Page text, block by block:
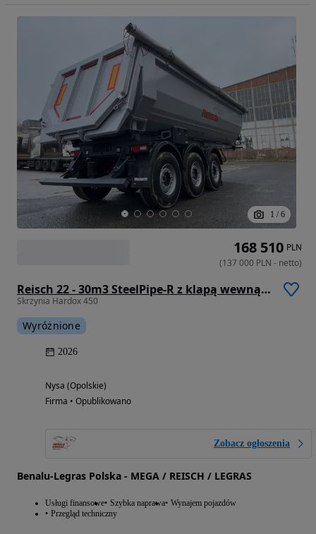
1 / 6
Reisch 22 - 30m3 SteelPipe-R z klapą wewnątrz lub na zewnątrz
Skrzynia Hardox 450
Wyróżnione
2026
Nysa (Opolskie)
Firma • Opublikowano
Zobacz ogłoszenia
Benalu-Legras Polska - MEGA / REISCH / LEGRAS
Usługi finansowe Szybka naprawa Wynajem pojazdów
Przegląd techniczny
168 510 PLN
(137 000 PLN - netto)